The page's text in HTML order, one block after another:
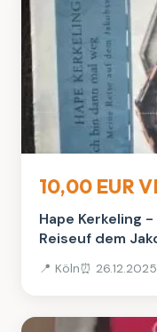
10,00 EUR
Hape Kerkeling
Reiseuf dem
📍 Köln⏰ 26.12.2025